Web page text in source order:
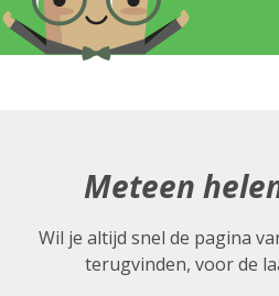
Meteen
Wil je altijd snel de pagina
terugvinden, voor de